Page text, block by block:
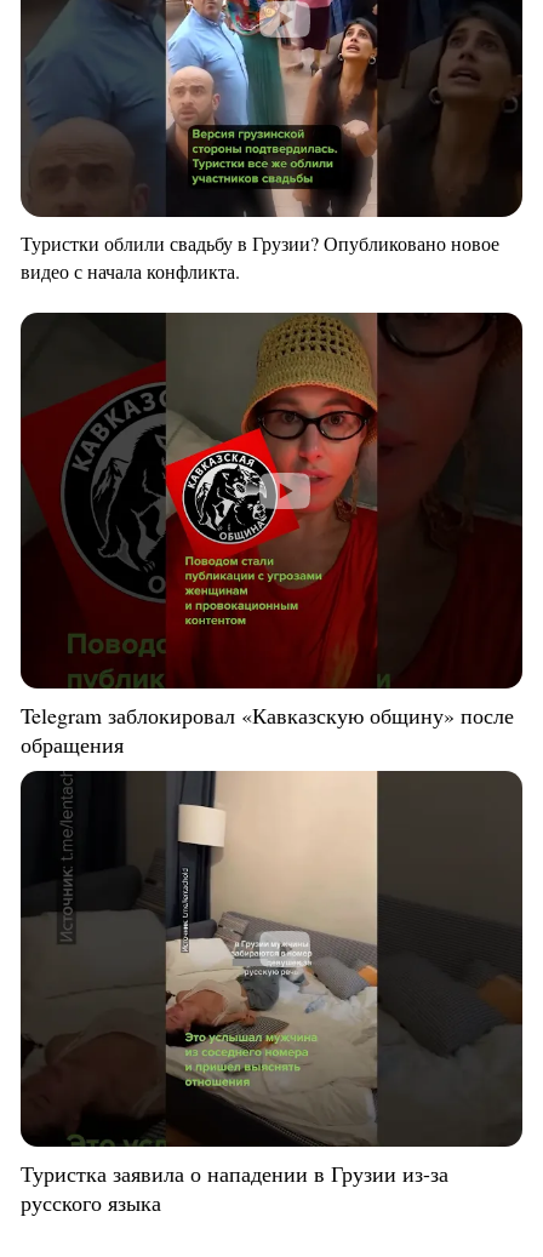
Туристки облили свадьбу в Грузии? Опубликовано новое
видео с начала конфликта.
Telegram заблокировал «Кавказскую общину» после
обращения
Туристка заявила о нападении в Грузии из-за
русского языка